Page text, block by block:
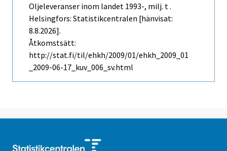
Oljeleveranser inom landet 1993-, milj. t .
Helsingfors: Statistikcentralen [hänvisat:
8.8.2026].
Åtkomstsätt:
http://stat.fi/til/ehkh/2009/01/ehkh_2009_01
_2009-06-17_kuv_006_sv.html